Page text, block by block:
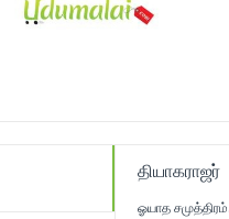
தியாகராஜர்
ஓயாத